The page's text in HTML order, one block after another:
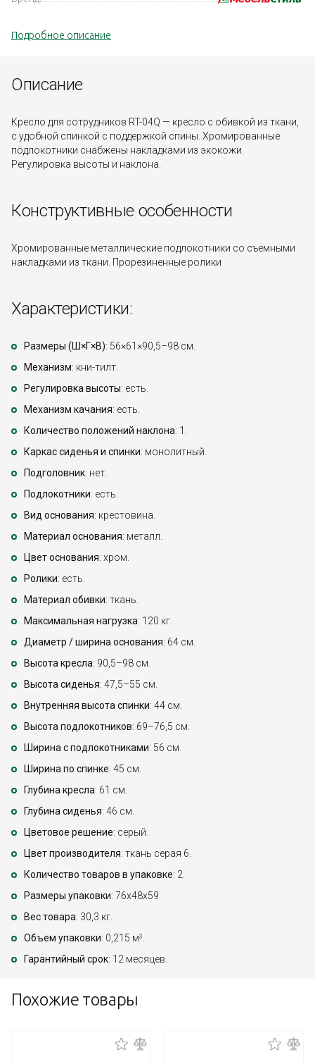
Подробное описание
Описание
Кресло для сотрудников RT-04Q — кресло с обивкой из ткани,
с удобной спинкой с поддержкой спины. Хромированные
подлокотники снабжены накладками из экокожи.
Регулировка высоты и наклона.
Конструктивные особенности
Хромированные металлические подлокотники со съемными
накладками из ткани. Прорезиненные ролики
Характеристики:
Размеры (Ш×Г×В): 56×61×90,5–98 см.
Механизм: кни-тилт.
Регулировка высоты: есть.
Механизм качания: есть.
Количество положений наклона: 1.
Каркас сиденья и спинки: монолитный.
Подголовник: нет.
Подлокотники: есть.
Вид основания: крестовина.
Материал основания: металл.
Цвет основания: хром.
Ролики: есть.
Материал обивки: ткань.
Максимальная нагрузка: 120 кг.
Диаметр / ширина основания: 64 см.
Высота кресла: 90,5–98 см.
Высота сиденья: 47,5–55 см.
Внутренняя высота спинки: 44 см.
Высота подлокотников: 69–76,5 см.
Ширина с подлокотниками: 56 см.
Ширина по спинке: 45 см.
Глубина кресла: 61 см.
Глубина сиденья: 46 см.
Цветовое решение: серый.
Цвет производителя: ткань серая 6.
Количество товаров в упаковке: 2.
Размеры упаковки: 76x48x59.
Вес товара: 30,3 кг.
Объем упаковки: 0,215 м3
Гарантийный срок: 12 месяцев.
Похожие товары